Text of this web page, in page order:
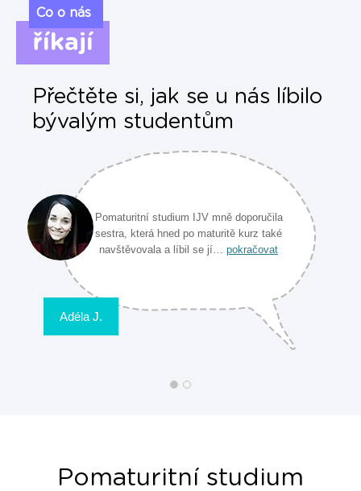
Co o nás
říkají
Přečtěte si, jak se u nás líbilo
bývalým studentům
Pomaturitní studium IJV mně doporučila
sestra, která hned po maturitě kurz také
navštěvovala a líbil se jí… pokračovat
Adéla J.
Pomaturitní studium